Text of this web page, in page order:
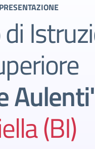
PRESENTAZIONE
(BI)